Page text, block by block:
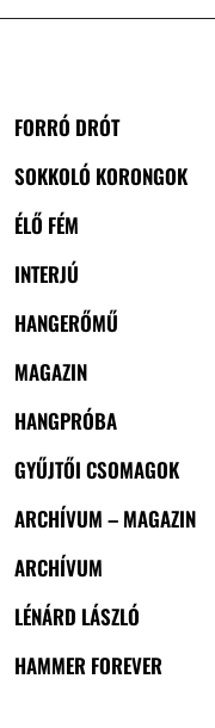
FORRÓ DRÓT
SOKKOLÓ KORONGOK
ÉLŐ FÉM
INTERJÚ
HANGERŐMŰ
MAGAZIN
HANGPRÓBA
GYŰJTŐI CSOMAGOK
ARCHÍVUM – MAGAZIN
ARCHÍVUM
LÉNÁRD LÁSZLÓ
HAMMER FOREVER